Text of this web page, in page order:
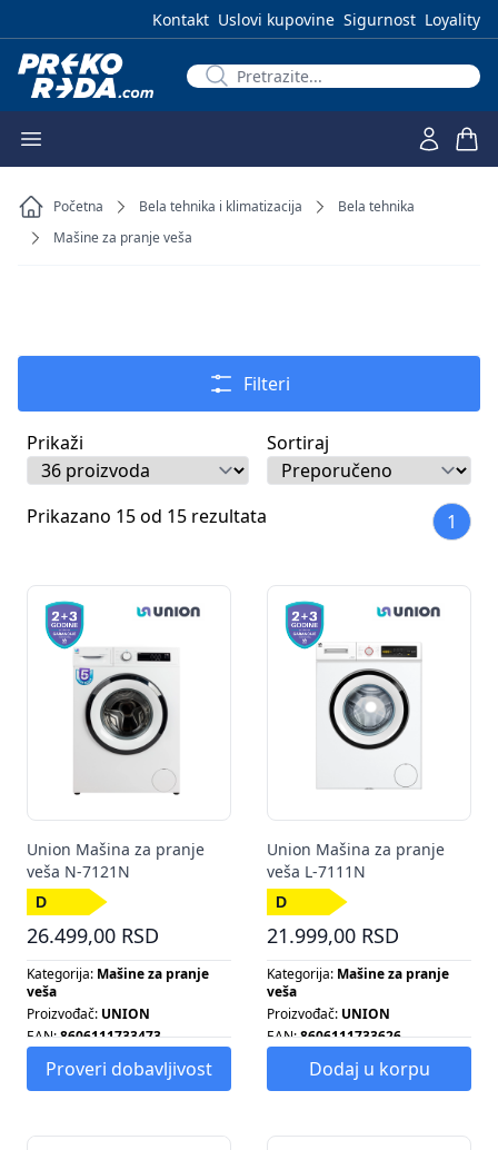
Kontakt Uslovi kupovine Sigurnost Loyality
Početna Bela tehnika i klimatizacija
Bela tehnika
Mašine za pranje veša
Filteri
Prikaži Sortiraj
Prikazano 15 od 15 rezultata 1
Union Mašina za pranje
veša N-7121N
26.499,00 RSD
Kategorija: Mašine za pranje
veša
Proizvođač: UNION
EAN:8606111733473
Energetska klasa:
Broj programa:15
Proveri dobavljivost
Union Mašina za pranje
veša L-7111N
21.999,00 RSD
Kategorija: Mašine za pranje
veša
Proizvođač: UNION
EAN:8606111733626
Energetska klasa: D
Broj obrtaja centrifuge:1200
Dodaj u korpu